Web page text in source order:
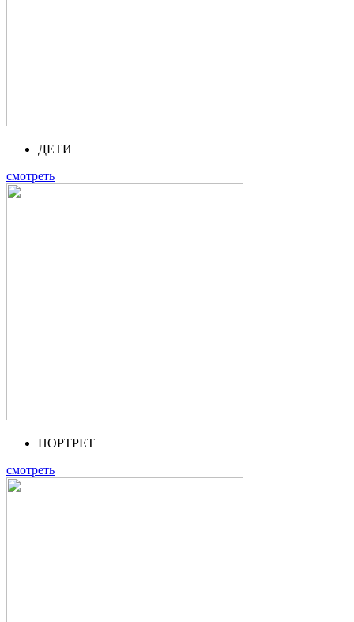
ДЕТИ
смотреть
ПОРТРЕТ
смотреть